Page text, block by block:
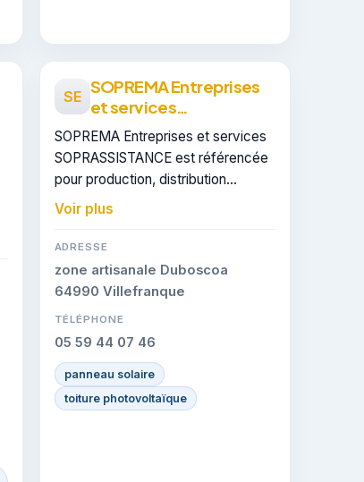
SE SOPREMA Entreprises
et services
SOPRASSISTANCE
SOPREMA Entreprises et services
SOPRASSISTANCE est référencée
pour production, distribution
d'électricité à Bayonne. Elle est
certifiée RGE, gage de conformité
sur les interventions réalisées.
Voir plus
ADRESSE
zone artisanale Duboscoa
64990 Villefranque
TÉLÉPHONE
05 59 44 07 46
panneau solaire
toiture photovoltaïque